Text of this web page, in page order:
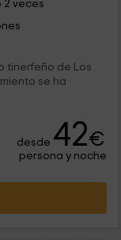
2 veces
tinerfeño de Los
se ha
desde 42€
persona y noche